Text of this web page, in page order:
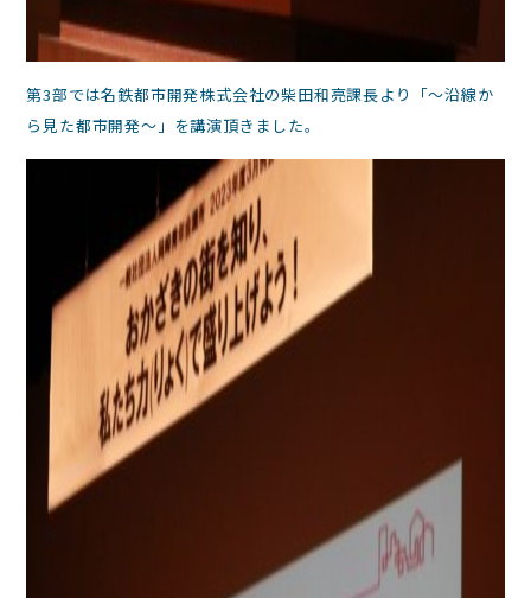
第3部では名鉄都市開発株式会社の柴田和亮課長より「～沿線か
ら見た都市開発～」を講演頂きました。